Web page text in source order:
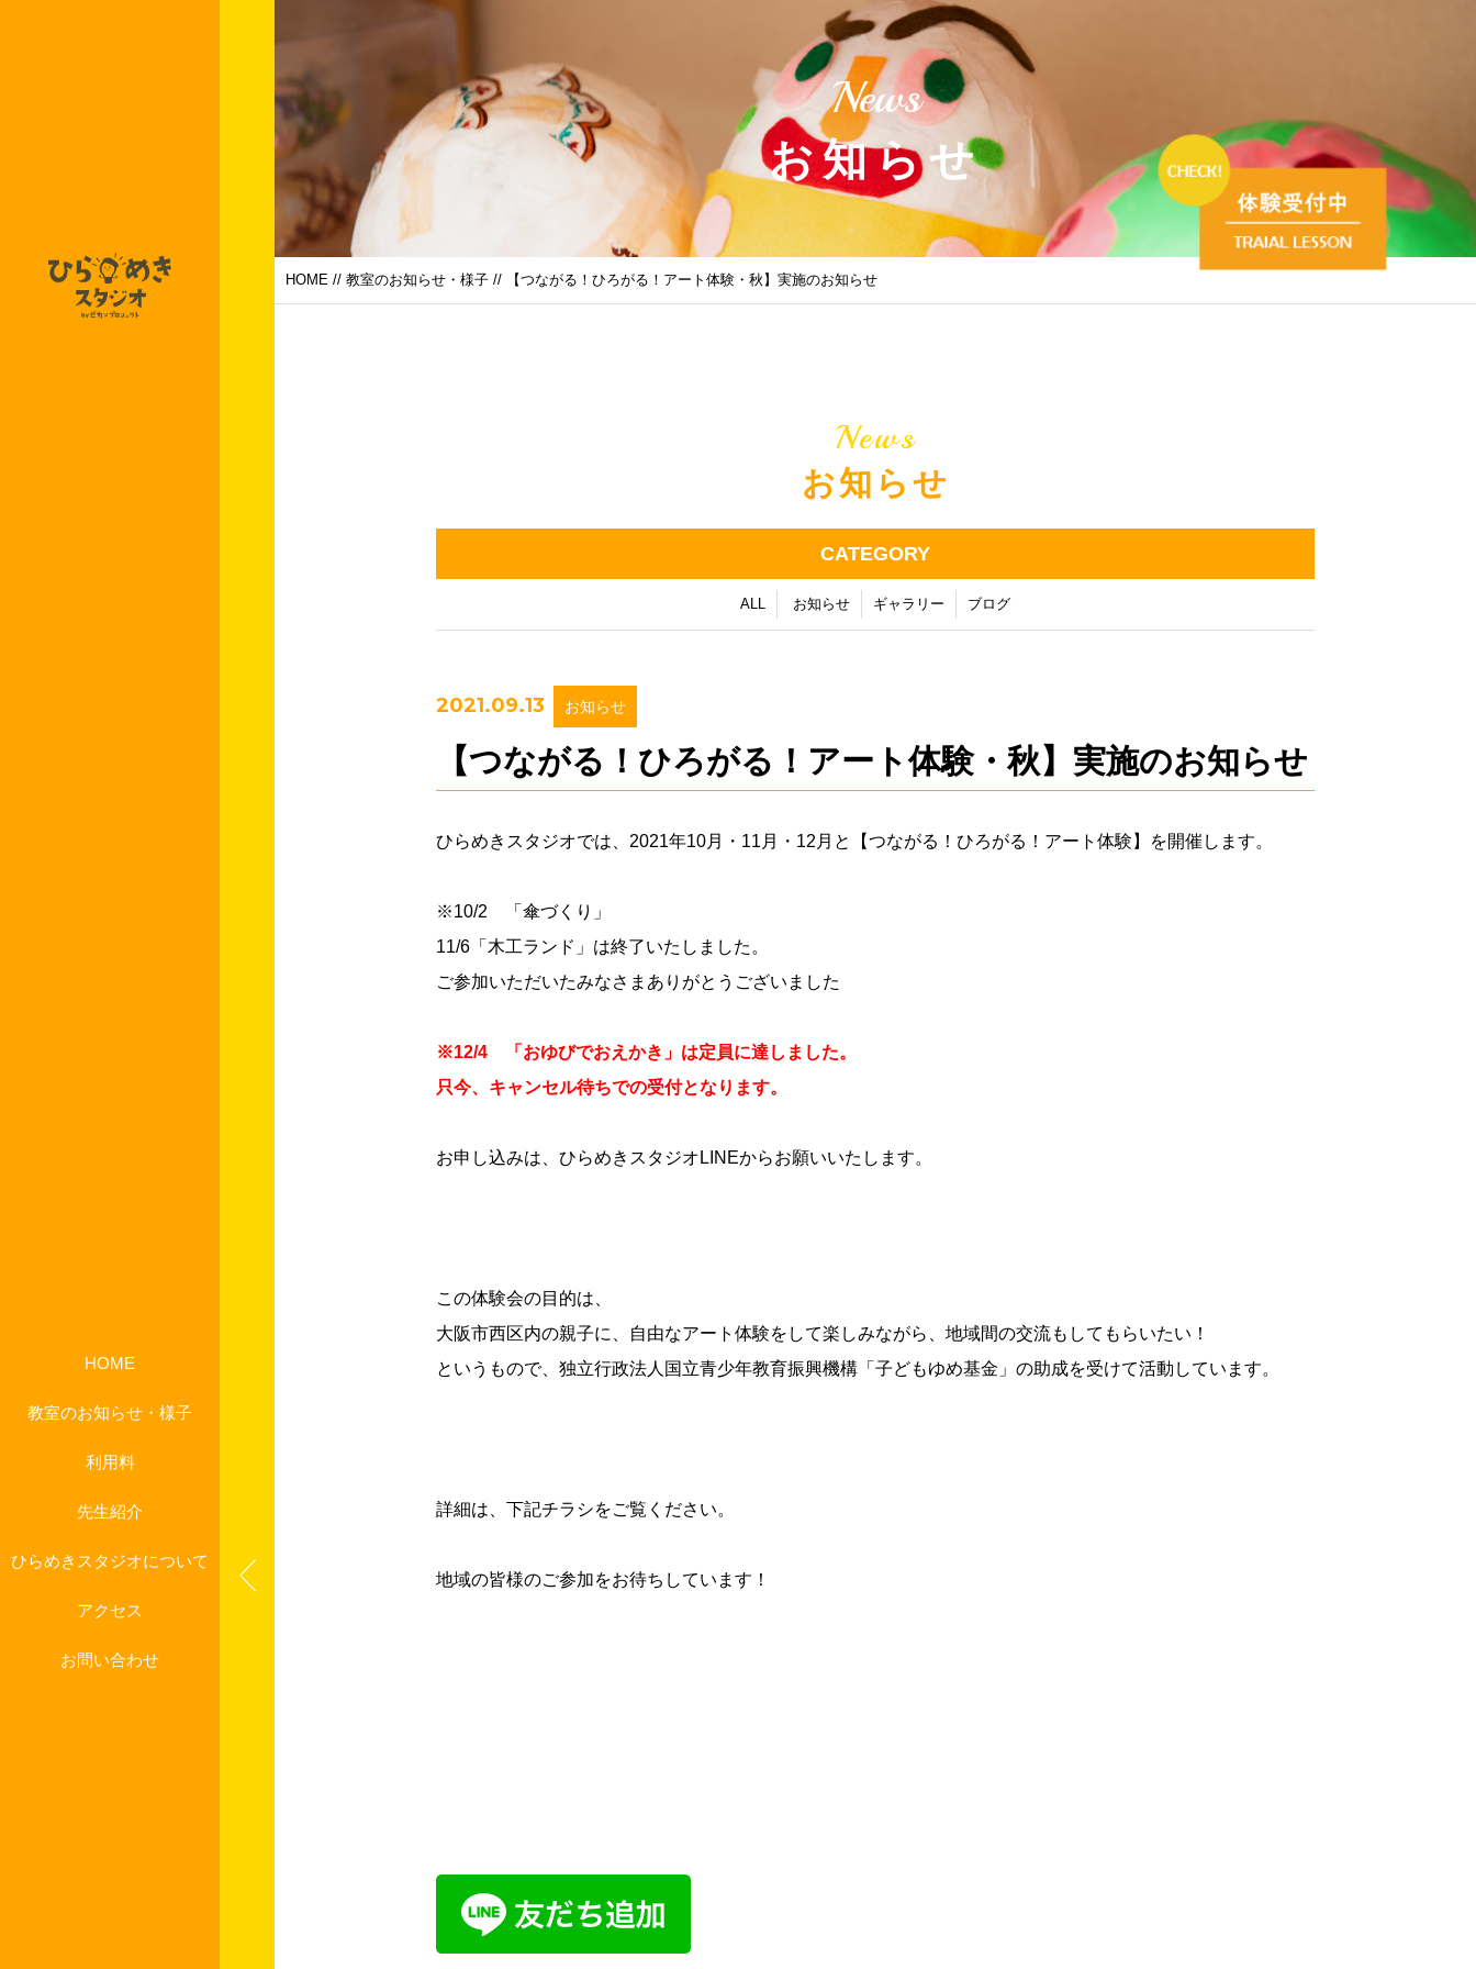
HOME
教室のお知らせ・様子
利用料
先生紹介
ひらめきスタジオについて
アクセス
お問い合わせ
News
お知らせ
HOME // 教室のお知らせ・様子 // 【つながる！ひろがる！アート体験・秋】実施のお知らせ
News
お知らせ
CATEGORY
ALL お知らせ ギャラリー ブログ
2021.09.13 お知らせ
【つながる！ひろがる！アート体験・秋】実施のお知らせ
ひらめきスタジオでは、2021年10月・11月・12月と【つながる！ひろがる！アート体験】を開催します。
※10/2 「傘づくり」
11/6「木工ランド」は終了いたしました。
ご参加いただいたみなさまありがとうございました
※12/4 「おゆびでおえかき」は定員に達しました。
只今、キャンセル待ちでの受付となります。
お申し込みは、ひらめきスタジオLINEからお願いいたします。
この体験会の目的は、
大阪市西区内の親子に、自由なアート体験をして楽しみながら、地域間の交流もしてもらいたい！
というもので、独立行政法人国立青少年教育振興機構「子どもゆめ基金」の助成を受けて活動しています。
詳細は、下記チラシをご覧ください。
地域の皆様のご参加をお待ちしています！